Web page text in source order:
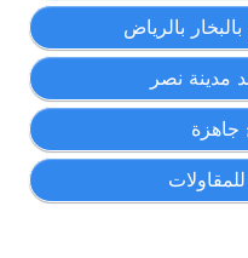
بالرياض
مدينة نصر
جاهزة